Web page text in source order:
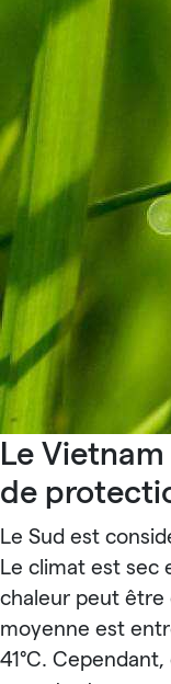
Le
de
Le Sud est
Le climat est sec
chaleur peut être
moyenne est
41°C.